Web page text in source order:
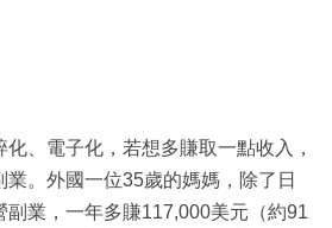
、電子化，若想多賺取一點收入，
。外國一位35歲的媽媽，除了日
副業，一年多賺117,000美元（約91